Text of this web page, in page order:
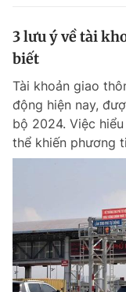
3 lưu ý về tài
biết
Tài khoản giao
động hiện nay,
bộ 2024. Việc
thể khiến phương